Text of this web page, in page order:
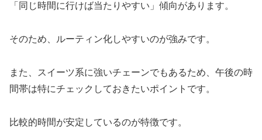
「同じ時間に行けば当たりやすい」傾向があります。
そのため、ルーティン化しやすいのが強みです。
また、スイーツ系に強いチェーンでもあるため、午後の時
間帯は特にチェックしておきたいポイントです。
比較的時間が安定しているのが特徴です。